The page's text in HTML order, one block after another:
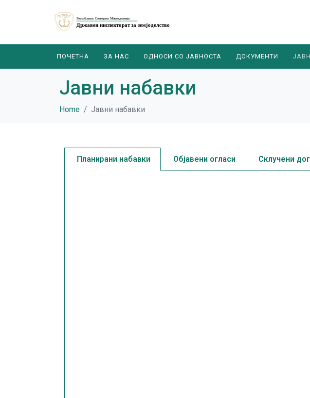
ПОЧЕТНА ЗА НАС ОДНОСИ СО ЈАВНОСТА ДОКУМЕНТИ
Јавни набавки
Home Јавни набавки
Планирани набавки Објавени огласи Склучени